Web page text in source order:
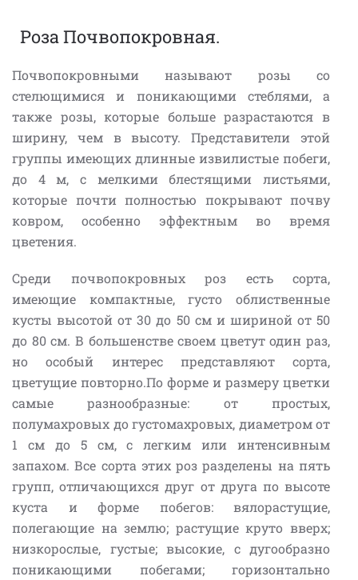
Роза Почвопокровная.
Почвопокровными называют розы со
стелющимися и поникающими стеблями, а
также розы, которые больше разрастаются в
ширину, чем в высоту. Представители этой
группы имеющих длинные извилистые побеги,
до 4 м, с мелкими блестящими листьями,
которые почти полностью покрывают почву
ковром, особенно эффектным во время
цветения.
Среди почвопокровных роз есть сорта,
имеющие компактные, густо облиственные
кусты высотой от 30 до 50 см и шириной от 50
до 80 см. В большенстве своем цветут один раз,
но особый интерес представляют сорта,
цветущие повторно.По форме и размеру цветки
самые разнообразные: от простых,
полумахровых до густомахровых, диаметром от
1 см до 5 см, с легким или интенсивным
запахом. Все сорта этих роз разделены на пять
групп, отличающихся друг от друга по высоте
куста и форме побегов: вялорастущие,
полегающие на землю; растущие круто вверх;
низкорослые, густые; высокие, с дугообразно
поникающими побегами; горизонтально